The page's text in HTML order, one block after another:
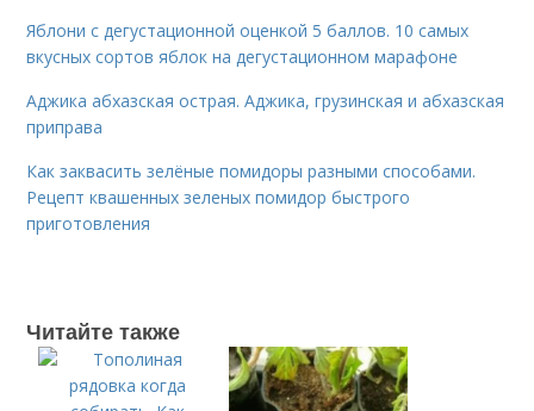
Яблони с дегустационной оценкой 5 баллов. 10 самых
вкусных сортов яблок на дегустационном марафоне
Аджика абхазская острая. Аджика, грузинская и абхазская
приправа
Как заквасить зелёные помидоры разными способами.
Рецепт квашенных зеленых помидор быстрого
приготовления
Читайте также